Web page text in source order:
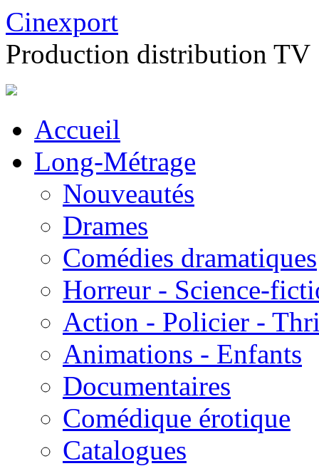
Cinexport
Production distribution TV
Accueil
Long-Métrage
Nouveautés
Drames
Comédies dramatiques
Horreur - Science-
Action - Policier -
Animations - Enfants
Documentaires
Comédique érotique
Catalogues